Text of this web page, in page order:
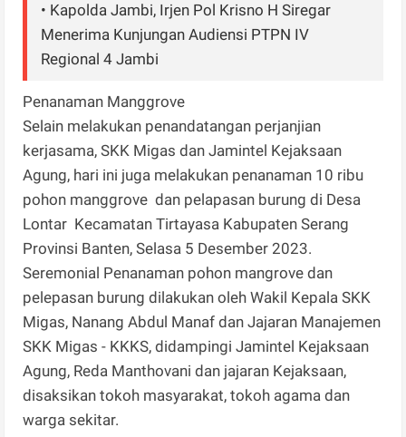
• Kapolda Jambi, Irjen Pol Krisno H Siregar
Menerima Kunjungan Audiensi PTPN IV
Regional 4 Jambi
Penanaman Manggrove
Selain melakukan penandatangan perjanjian
kerjasama, SKK Migas dan Jamintel Kejaksaan
Agung, hari ini juga melakukan penanaman 10 ribu
pohon manggrove dan pelapasan burung di Desa
Lontar Kecamatan Tirtayasa Kabupaten Serang
Provinsi Banten, Selasa 5 Desember 2023.
Seremonial Penanaman pohon mangrove dan
pelepasan burung dilakukan oleh Wakil Kepala SKK
Migas, Nanang Abdul Manaf dan Jajaran Manajemen
SKK Migas - KKKS, didampingi Jamintel Kejaksaan
Agung, Reda Manthovani dan jajaran Kejaksaan,
disaksikan tokoh masyarakat, tokoh agama dan
warga sekitar.